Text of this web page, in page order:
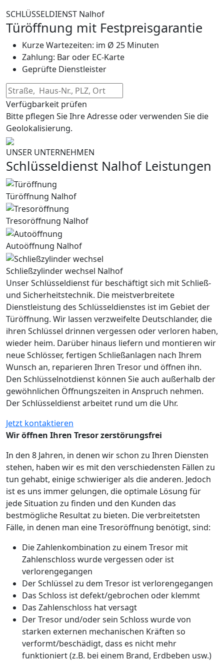
SCHLÜSSELDIENST Nalhof
Türöffnung mit Festpreisgarantie
Kurze Wartezeiten: im Ø 25 Minuten
Zahlung: Bar oder EC-Karte
Geprüfte Dienstleister
Verfügbarkeit prüfen
Bitte pflegen Sie Ihre Adresse oder verwenden Sie die
Geolokalisierung.
UNSER UNTERNEHMEN
Schlüsseldienst Nalhof Leistungen
Türöffnung Nalhof
Tresoröffnung Nalhof
Autoöffnung Nalhof
Schließzylinder wechsel Nalhof
Unser Schlüsseldienst für beschäftigt sich mit Schließ-
und Sicherheitstechnik. Die meistverbreitete
Dienstleistung des Schlüsseldienstes ist im Gebiet der
Türöffnung. Wir lassen verzweifelte Deutschlander, die
ihren Schlüssel drinnen vergessen oder verloren haben,
wieder heim. Darüber hinaus liefern und montieren wir
neue Schlösser, fertigen Schließanlagen nach Ihrem
Wunsch an, reparieren Ihren Tresor und öffnen ihn.
Den Schlüsselnotdienst können Sie auch außerhalb der
gewöhnlichen Öffnungszeiten in Anspruch nehmen.
Der Schlüsseldienst arbeitet rund um die Uhr.
Jetzt kontaktieren
Wir öffnen Ihren Tresor zerstörungsfrei
In den 8 Jahren, in denen wir schon zu Ihren Diensten
stehen, haben wir es mit den verschiedensten Fällen zu
tun gehabt, einige schwieriger als die anderen. Jedoch
ist es uns immer gelungen, die optimale Lösung für
jede Situation zu finden und den Kunden das
bestmögliche Resultat zu bieten. Die verbreitetsten
Fälle, in denen man eine Tresoröffnung benötigt, sind:
Die Zahlenkombination zu einem Tresor mit
Zahlenschloss wurde vergessen oder ist
verlorengegangen
Der Schlüssel zu dem Tresor ist verlorengegangen
Das Schloss ist defekt/gebrochen oder klemmt
Das Zahlenschloss hat versagt
Der Tresor und/oder sein Schloss wurde von
starken externen mechanischen Kräften so
verformt/beschädigt, dass es nicht mehr
funktioniert (z.B. bei einem Brand, Erdbeben usw.)